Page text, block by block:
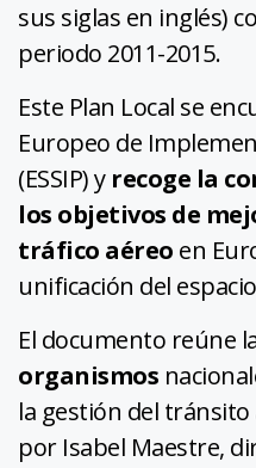
sus siglas en inglés)
periodo 2011-2015.
Este Plan Local se
Europeo de
(ESSIP) y recoge la
los objetivos de
tráfico aéreo en
unificación del
El documento reúne
organismos
la gestión del
por Isabel Maestre,